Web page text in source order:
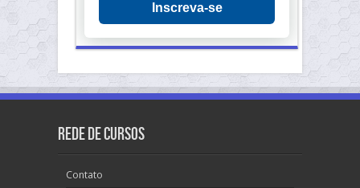
Inscreva-se
Rede de Cursos
Contato